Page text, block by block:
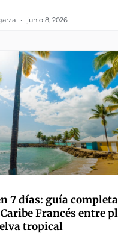
junio 8, 2026
7 días: guía
Francés entre
tropical